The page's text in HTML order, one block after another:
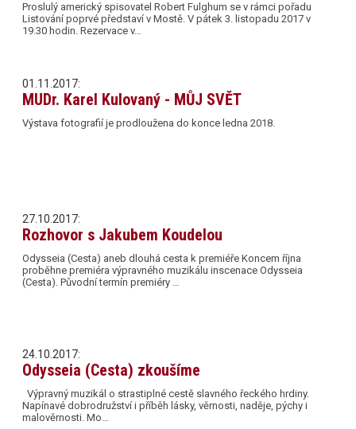
Proslulý americký spisovatel Robert Fulghum se v rámci pořadu
Listování poprvé představí v Mostě. V pátek 3. listopadu 2017 v
19.30 hodin. Rezervace v…
01.11.2017:
MUDr. Karel Kulovaný - MŮJ SVĚT
Výstava fotografií je prodloužena do konce ledna 2018.
27.10.2017:
Rozhovor s Jakubem Koudelou
Odysseia (Cesta) aneb dlouhá cesta k premiéře Koncem října
proběhne premiéra výpravného muzikálu inscenace Odysseia
(Cesta). Původní termín premiéry …
24.10.2017:
Odysseia (Cesta) zkoušíme
Výpravný muzikál o strastiplné cestě slavného řeckého hrdiny.
Napínavé dobrodružství i příběh lásky, věrnosti, naděje, pýchy i
malověrnosti. Mo…